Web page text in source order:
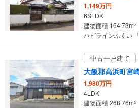
1,149万円
6SLDK
建物面積 164.73m2
ハピラインふくい
中古一戸建て
大飯郡高浜町宮
1,980万円
4LDK
建物面積 268.76m2